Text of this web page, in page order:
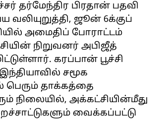
தர்மேந்திர பிரதான் பதவி
வலியுறுத்தி, ஜூன் 6க்குப்
அமைதிப் போராட்டம்
நிறுவனர் அபிஜீத்
கரப்பான் பூச்சி
சமூக
தாக்கத்தை
நிலையில், அக்கட்சியின்மீது
வைக்கப்பட்டு